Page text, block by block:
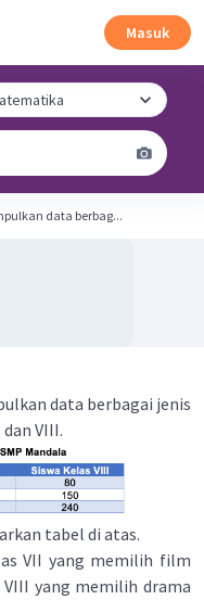
Masuk
data berbag...
data berbagai jenis
VIII.
tabel di atas.
VII yang memilih film
yang memilih drama